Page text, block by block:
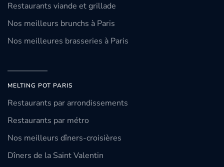
Restaurants viande et grillade
Nos meilleurs brunchs à Paris
Nos meilleures brasseries à Paris
MELTING POT PARIS
Restaurants par arrondissements
Restaurants par métro
Nos meilleurs dîners-croisières
Dîners de la Saint Valentin